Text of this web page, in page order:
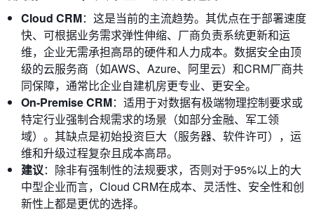
Cloud CRM：这是当前的主流趋势。其优点在于部署速度
快、可根据业务需求弹性伸缩、厂商负责系统更新和运
维，企业无需承担高昂的硬件和人力成本。数据安全由顶
级的云服务商（如AWS、Azure、阿里云）和CRM厂商共
同保障，通常比企业自建机房更专业、更安全。
On-Premise CRM：适用于对数据有极端物理控制要求或
特定行业强制合规需求的场景（如部分金融、军工领
域）。其缺点是初始投资巨大（服务器、软件许可），运
维和升级过程复杂且成本高昂。
建议：除非有强制性的法规要求，否则对于95%以上的大
中型企业而言，Cloud CRM在成本、灵活性、安全性和创
新性上都是更优的选择。